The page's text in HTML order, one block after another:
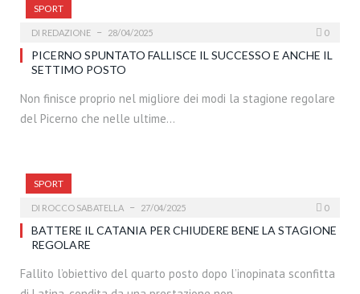
SPORT
DI REDAZIONE 28/04/2025 0
PICERNO SPUNTATO FALLISCE IL SUCCESSO E ANCHE IL
SETTIMO POSTO
Non finisce proprio nel migliore dei modi la stagione regolare
del Picerno che nelle ultime…
SPORT
DI ROCCO SABATELLA 27/04/2025 0
BATTERE IL CATANIA PER CHIUDERE BENE LA STAGIONE
REGOLARE
Fallito l’obiettivo del quarto posto dopo l’inopinata sconfitta